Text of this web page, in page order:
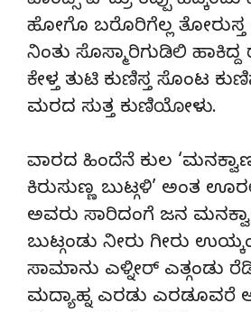
ಹೋಗೊ ಬರೊರಿಗೆಲ್ಲ
ನಿಂತು ಸೊಸ್ಮಾರಿಗುಡಿಲಿ
ಕೇಳ್ತ ತುಟಿ ಕುಣಿಸ್ತ ಸೊಂಟ
ಮರದ ಸುತ್ತ ಕುಣಿಯೋಳು.
ವಾರದ ಹಿಂದೆನೆ ಕುಲ ‘ಮನಕ್ವಾಣ
ಕಿರುಸುಣ್ಣ ಬುಟ್ಗಳಿ’ ಅಂತ
ಅವರು ಸಾರಿದಂಗೆ ಜನ
ಬುಟ್ಗಂಡು ನೀರು ಗೀರು
ಸಾಮಾನು ಎಳ್ನೀರ್ ಎತ್ಗಂಡು
ಮದ್ಯಾಹ್ನ ಎರಡು ಎರಡೂವರೆ